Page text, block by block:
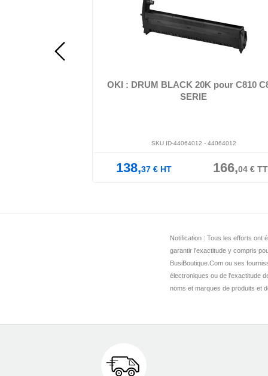
OKI : DRUM BLACK 30K pour
232,75 €TTC
OKI - Noir - original - kit tambour - pour C822dn, 822n,
OKI :
141,
OKI - Cyan
Notification : Tous les efforts ont
garantir l'exactitude y compris
BusiBoutique.Com ou ses
électroniques ou de l'exactitude
noms et marques de produits et